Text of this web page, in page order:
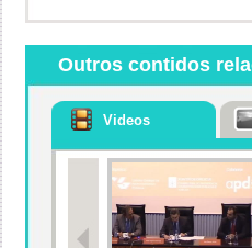
Outros contidos
Videos